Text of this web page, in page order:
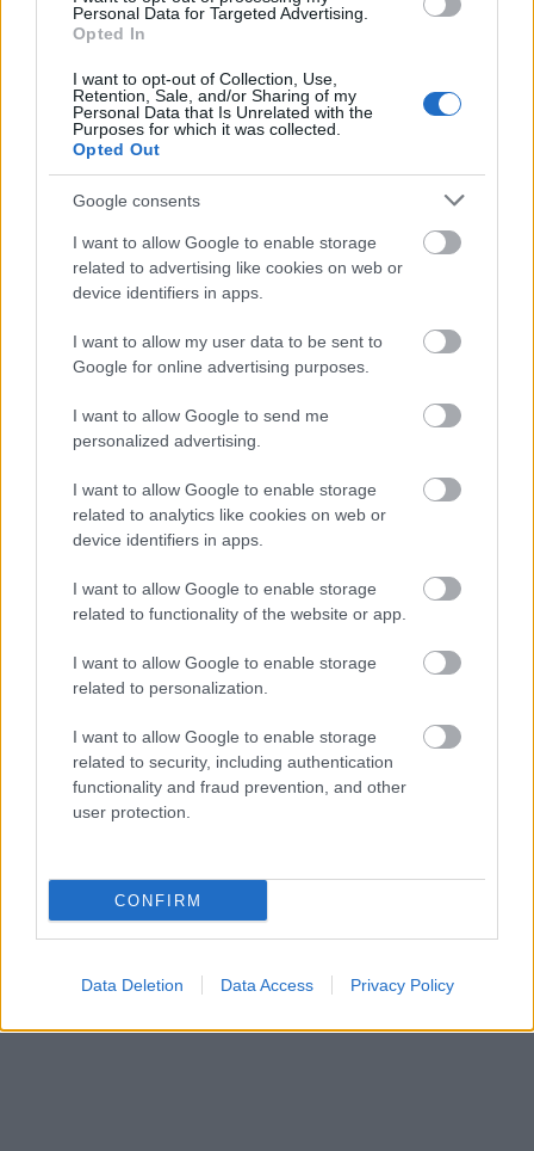
Personal Data for Targeted Advertising.
Opted In
I want to opt-out of Collection, Use,
Retention, Sale, and/or Sharing of my
Personal Data that Is Unrelated with the
Purposes for which it was collected.
Opted Out
Google consents
I want to allow Google to enable storage
related to advertising like cookies on web or
device identifiers in apps.
I want to allow my user data to be sent to
Google for online advertising purposes.
I want to allow Google to send me
personalized advertising.
I want to allow Google to enable storage
related to analytics like cookies on web or
device identifiers in apps.
I want to allow Google to enable storage
related to functionality of the website or app.
I want to allow Google to enable storage
related to personalization.
I want to allow Google to enable storage
related to security, including authentication
functionality and fraud prevention, and other
user protection.
CONFIRM
Data Deletion Data Access Privacy Policy
Ugyanakkor van, akinek pont az áll jól, ha egy bevált
recepten nem változtat:
(aka Jens Massel) a
Capsize Recovery(Raster-Noton, 2013) című lemezén
is azt a hűvös robotikát és agyas ritmuskavalkádot
hozza, amivel már tizenöt éve a Raster-Noton
dominálnak, de a záró technós zakatolásra fogunk
talán a leginkább emlékezni. Senkingnek ez már a
olyan, mintha egy fiatal előadó friss ötleteit
hallanánk.
Velkei Zoltán
egy hivatalos audio Huero S új lemezéről, Prinzif